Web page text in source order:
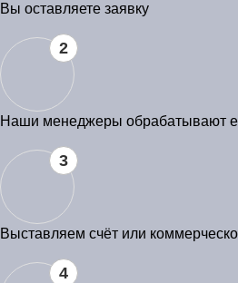
Вы оставляете заявку
2
Наши менеджеры обрабатывают
3
Выставляем счёт или
4